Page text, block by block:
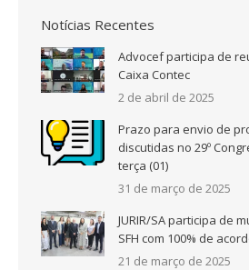
Notícias Recentes
Advocef participa de
Caixa Contec
2 de abril de 2025
Prazo para envio de
discutidas no 29º
terça (01)
31 de março de 2025
JURIR/SA participa de
SFH com 100% de
21 de março de 2025